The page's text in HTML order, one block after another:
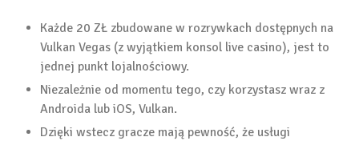
Każde 20 ZŁ zbudowane w rozrywkach dostępnych na
Vulkan Vegas (z wyjątkiem konsol live casino), jest to
jednej punkt lojalnościowy.
Niezależnie od momentu tego, czy korzystasz wraz z
Androida lub iOS, Vulkan.
Dzięki wstecz gracze mają pewność, że usługi